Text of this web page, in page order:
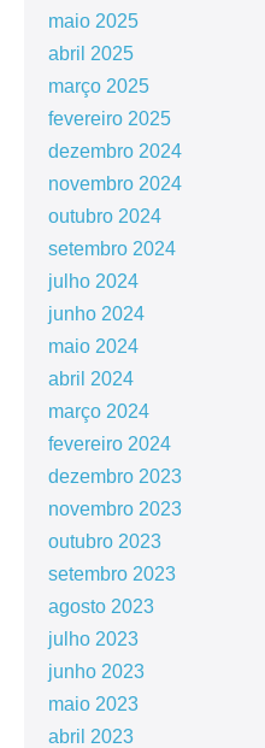
maio 2025
abril 2025
março 2025
fevereiro 2025
dezembro 2024
novembro 2024
outubro 2024
setembro 2024
julho 2024
junho 2024
maio 2024
abril 2024
março 2024
fevereiro 2024
dezembro 2023
novembro 2023
outubro 2023
setembro 2023
agosto 2023
julho 2023
junho 2023
maio 2023
abril 2023